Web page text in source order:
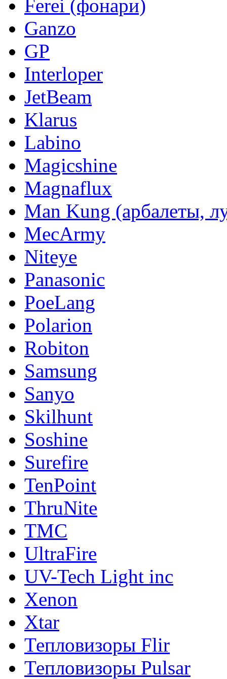
Ferei (фонари)
Ganzo
GP
Interloper
JetBeam
Klarus
Labino
Magicshine
Magnaflux
Man Kung (арбалеты,
MecArmy
Niteye
Panasonic
PoeLang
Polarion
Robiton
Samsung
Sanyo
Skilhunt
Soshine
Surefire
TenPoint
ThruNite
TMC
UltraFire
UV-Tech Light inc
Xenon
Xtar
Тепловизоры Flir
Тепловизоры Pulsar